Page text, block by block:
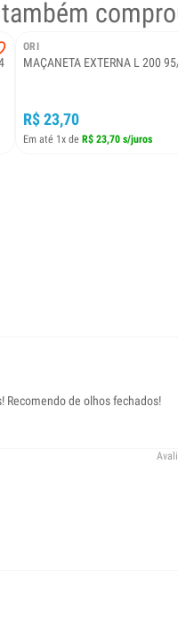
ORI
MAÇANETA EXTERNA L 200
R$ 23,70
Em até 1x de R$ 23,70 s/juros
Recomendo de olhos fechados!